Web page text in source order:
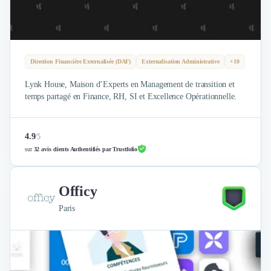
Communication
Veille commerciale
Études Marketing
Présentations PowerPoint
SMS Marketing
Email Marketing
Data Marketing
Logiciel Marketing
Logiciel Commercial
Assurance
Subventions & Aides
Levée de fonds
Droit des Affaires
Direction Financière Externalisée (DAF) Externalisation Administrative +10
Lynk House, Maison d’Experts en Management de transition et
temps partagé en Finance, RH, SI et Excellence Opérationnelle.
4.9/5
sur32 avis clients Authentifiés par Trustfolio
Officy
Paris